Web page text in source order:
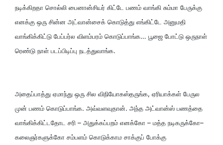
நடிக்கிறதா சொல்லி பைனான்சியர் கிட்டே பணம் வாங்கி சும்மா பேருக்கு
எனக்கு ஒரு சின்ன அட்வான்சைக் கொடுத்து எங்கிட்டே அனுமதி
வாங்கிக்கிட்டு பேப்பர்ல விளம்பரம் கொடுப்பாங்க… பூஜை போட்டு ஒருநாள்
ரெண்டு நாள் படப்பிடிப்பு நடத்துவாங்க.
அதைப்பாத்து ஏமாந்து ஒரு சில விநியோகஸ்தருங்க, ஏரியாக்கள் பேருல
முன் பணம் கொடுப்பாங்க. அவ்வளவுதான். அந்த அட்வான்ஸ் பணத்தை
வாங்கிக்கிட்டதோட சரி – அதுக்கப்பறம் எனக்கோ – மத்த நடிகருக்கோ–
கலைஞர்களுக்கோ சம்பளம் கொடுக்காம சாக்குப் போக்கு